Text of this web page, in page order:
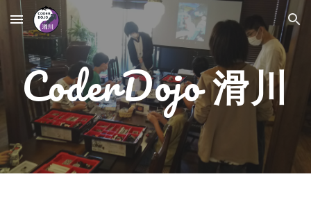
Skip to main content Skip to navigation
CoderDojo滑川